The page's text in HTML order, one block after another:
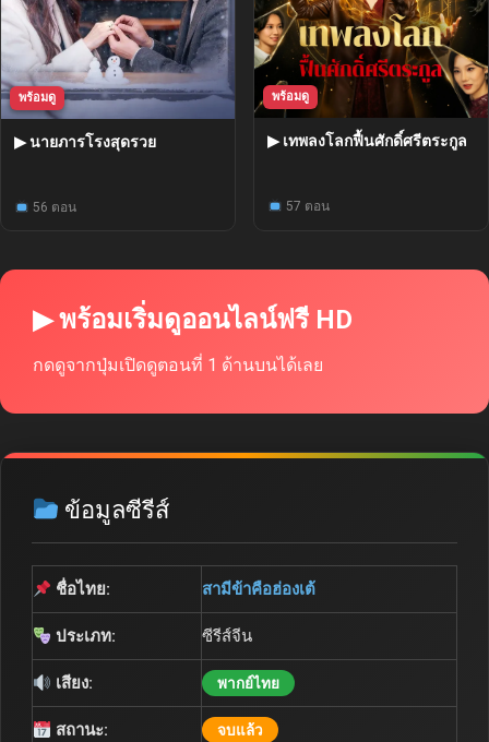
พร้อมดู
▶ นายภารโรงสุดรวย
56 ตอน
พร้อมดู
▶ เทพลงโลกฟื้นศักดิ์ศรีตระกูล
57 ตอน
▶ พร้อมเริ่มดูออนไลน์ฟรี HD
กดดูจากปุ่มเปิดดูตอนที่ 1 ด้านบนได้เลย
ข้อมูลซีรีส์
ชื่อไทย: สามีข้าคือฮ่องเต้
ประเภท: ซีรีส์จีน
เสียง: พากย์ไทย
สถานะ: จบแล้ว